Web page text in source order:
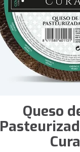
Queso